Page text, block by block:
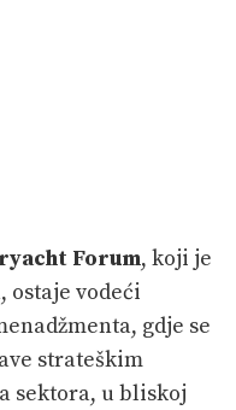
Forum, koji je
ostaje vodeći
gdje se
strateškim
sektora, u bliskoj